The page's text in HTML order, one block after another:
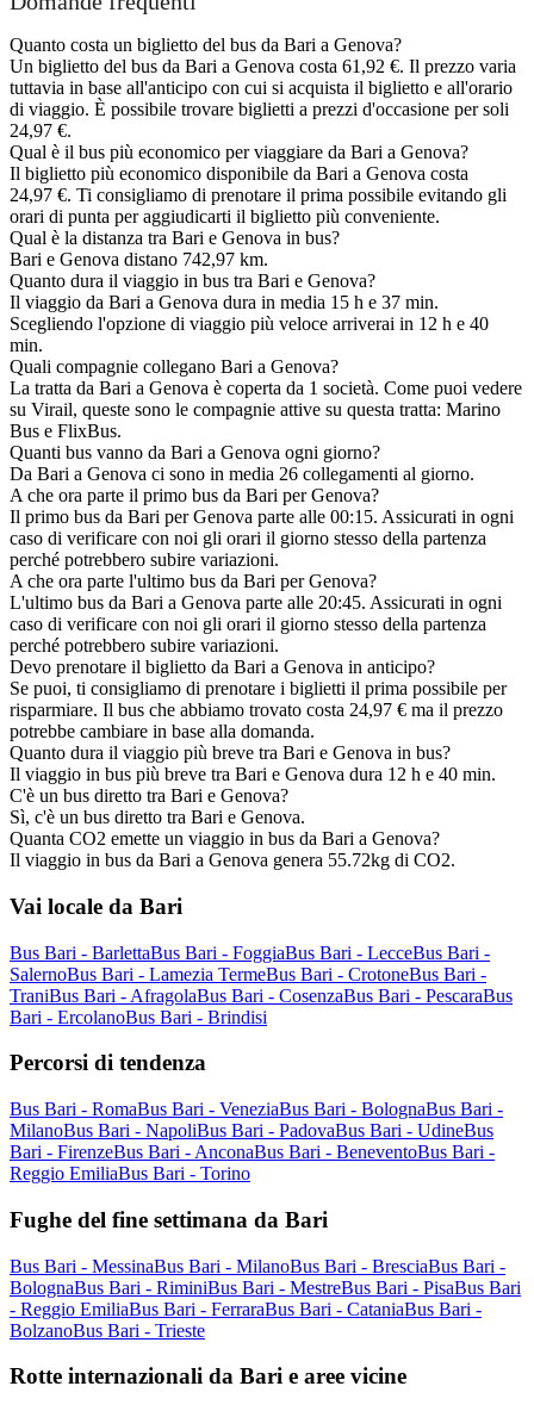
Quanto costa un biglietto del bus da Bari a Genova?
Un biglietto del bus da Bari a Genova costa 61,92 €. Il prezzo varia
tuttavia in base all'anticipo con cui si acquista il biglietto e all'orario
di viaggio. È possibile trovare biglietti a prezzi d'occasione per soli
24,97 €.
Qual è il bus più economico per viaggiare da Bari a Genova?
Il biglietto più economico disponibile da Bari a Genova costa
24,97 €. Ti consigliamo di prenotare il prima possibile evitando gli
orari di punta per aggiudicarti il biglietto più conveniente.
Qual è la distanza tra Bari e Genova in bus?
Bari e Genova distano 742,97 km.
Quanto dura il viaggio in bus tra Bari e Genova?
Il viaggio da Bari a Genova dura in media 15 h e 37 min.
Scegliendo l'opzione di viaggio più veloce arriverai in 12 h e 40
min.
Quali compagnie collegano Bari a Genova?
La tratta da Bari a Genova è coperta da 1 società. Come puoi vedere
su Virail, queste sono le compagnie attive su questa tratta: Marino
Bus e FlixBus.
Quanti bus vanno da Bari a Genova ogni giorno?
Da Bari a Genova ci sono in media 26 collegamenti al giorno.
A che ora parte il primo bus da Bari per Genova?
Il primo bus da Bari per Genova parte alle 00:15. Assicurati in ogni
caso di verificare con noi gli orari il giorno stesso della partenza
perché potrebbero subire variazioni.
A che ora parte l'ultimo bus da Bari per Genova?
L'ultimo bus da Bari a Genova parte alle 20:45. Assicurati in ogni
caso di verificare con noi gli orari il giorno stesso della partenza
perché potrebbero subire variazioni.
Devo prenotare il biglietto da Bari a Genova in anticipo?
Se puoi, ti consigliamo di prenotare i biglietti il prima possibile per
risparmiare. Il bus che abbiamo trovato costa 24,97 € ma il prezzo
potrebbe cambiare in base alla domanda.
Quanto dura il viaggio più breve tra Bari e Genova in bus?
Il viaggio in bus più breve tra Bari e Genova dura 12 h e 40 min.
C'è un bus diretto tra Bari e Genova?
Sì, c'è un bus diretto tra Bari e Genova.
Quanta CO2 emette un viaggio in bus da Bari a Genova?
Il viaggio in bus da Bari a Genova genera 55.72kg di CO2.
Vai locale da Bari
Bus Bari - BarlettaBus Bari - FoggiaBus Bari - LecceBus Bari -
SalernoBus Bari - Lamezia TermeBus Bari - CrotoneBus Bari -
TraniBus Bari - AfragolaBus Bari - CosenzaBus Bari - PescaraBus
Bari - ErcolanoBus Bari - Brindisi
Percorsi di tendenza
Bus Bari - RomaBus Bari - VeneziaBus Bari - BolognaBus Bari -
MilanoBus Bari - NapoliBus Bari - PadovaBus Bari - UdineBus
Bari - FirenzeBus Bari - AnconaBus Bari - BeneventoBus Bari -
Reggio EmiliaBus Bari - Torino
Fughe del fine settimana da Bari
Bus Bari - MessinaBus Bari - MilanoBus Bari - BresciaBus Bari -
BolognaBus Bari - RiminiBus Bari - MestreBus Bari - PisaBus Bari
- Reggio EmiliaBus Bari - FerraraBus Bari - CataniaBus Bari -
BolzanoBus Bari - Trieste
Rotte internazionali da Bari e aree vicine